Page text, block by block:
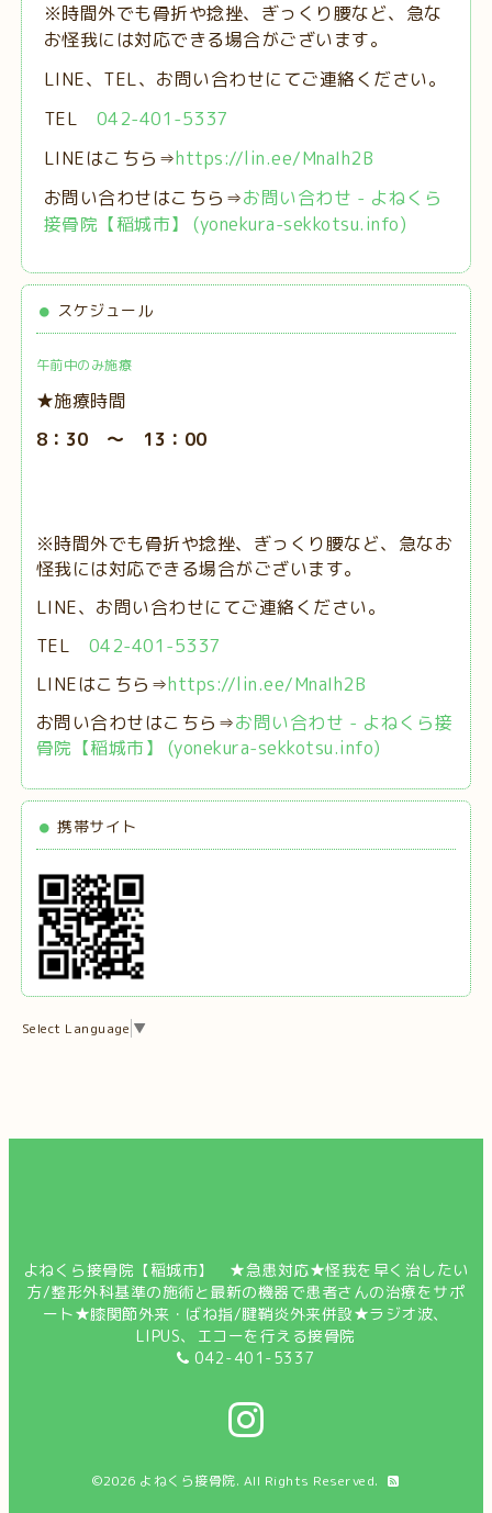
※時間外でも骨折や捻挫、ぎっくり腰など、急な
お怪我には対応できる場合がございます。
LINE、TEL、お問い合わせにてご連絡ください。
TEL 042-401-5337
LINEはこちら⇒https://lin.ee/MnaIh2B
お問い合わせはこちら⇒お問い合わせ - よねくら
接骨院【稲城市】 (yonekura-sekkotsu.info)
スケジュール
午前中のみ施療
★施療時間
8：30 ～ 13：00
※時間外でも骨折や捻挫、ぎっくり腰など、急なお
怪我には対応できる場合がございます。
LINE、お問い合わせにてご連絡ください。
TEL 042-401-5337
LINEはこちら⇒https://lin.ee/MnaIh2B
お問い合わせはこちら⇒お問い合わせ - よねくら接
骨院【稲城市】 (yonekura-sekkotsu.info)
携帯サイト
Select Language ▼
よねくら接骨院【稲城市】 ★急患対応★怪我を早く治したい
方/整形外科基準の施術と最新の機器で患者さんの治療をサポ
ート★膝関節外来・ばね指/腱鞘炎外来併設★ラジオ波、
LIPUS、エコーを行える接骨院
042-401-5337
©2026 よねくら接骨院. All Rights Reserved.